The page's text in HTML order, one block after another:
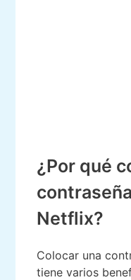
¿Por qué
Netflix?
Colocar una
tiene varios